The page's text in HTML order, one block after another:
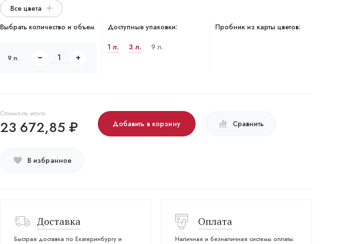
Все цвета
Выбрать количество и объем
9 л.
Доступные упаковки:
1 л. 3 л. 9 л.
Пробник из карты цветов:
Стоимость итого:
23 672,85 ₽ Добавить в корзину Сравнить
В избранное
Доставка
Быстрая доставка по Екатеринбургу и
Оплата
Наличная и безналичная системы оплаты.